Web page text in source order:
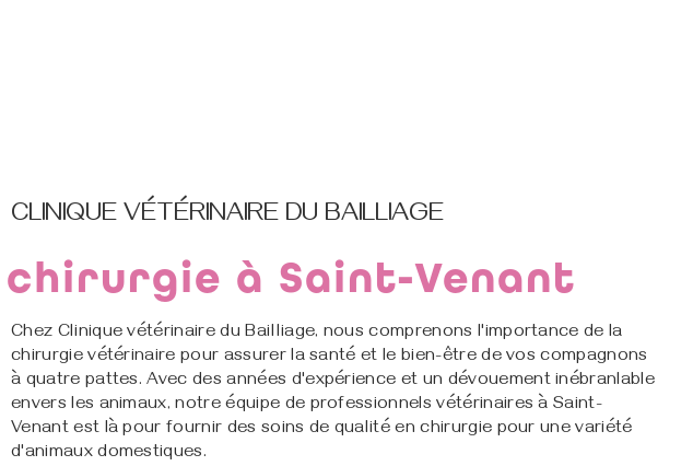
CLINIQUE VÉTÉRINAIRE DU BAILLIAGE
chirurgie à Saint-Venant
Chez Clinique vétérinaire du Bailliage, nous comprenons l'importance de la
chirurgie vétérinaire pour assurer la santé et le bien-être de vos compagnons
à quatre pattes. Avec des années d'expérience et un dévouement inébranlable
envers les animaux, notre équipe de professionnels vétérinaires à Saint-
Venant est là pour fournir des soins de qualité en chirurgie pour une variété
d'animaux domestiques.